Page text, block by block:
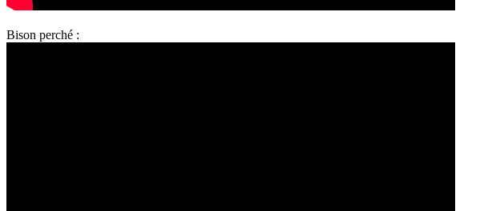
Bison perché :